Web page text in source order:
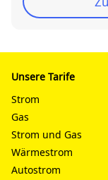
Unsere Tarife
Strom
Gas
Strom und Gas
Wärmestrom
Autostrom